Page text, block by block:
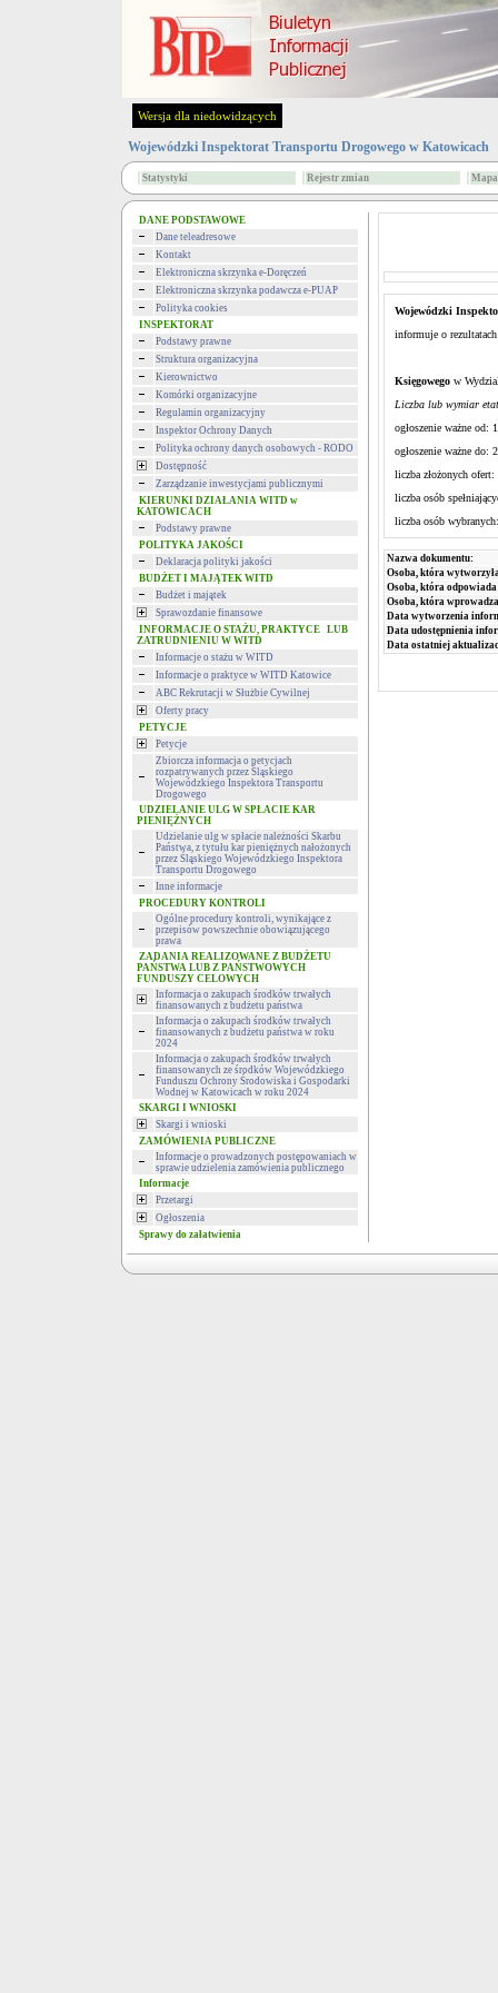
Wersja dla niedowidzących
Wojewódzki Inspektorat Transportu Drogowego w Katowicach
Statystyki Rejestr zmian
DANE PODSTAWOWE
Dane teleadresowe
Kontakt
Elektroniczna skrzynka e-Doręczeń
Elektroniczna skrzynka podawcza e-PUAP
Polityka cookies
INSPEKTORAT
Podstawy prawne
Struktura organizacyjna
Kierownictwo
Komórki organizacyjne
Regulamin organizacyjny
Inspektor Ochrony Danych
Polityka ochrony danych osobowych - RODO
Dostępność
Zarządzanie inwestycjami publicznymi
KIERUNKI DZIAŁANIA WITD w
KATOWICACH
Podstawy prawne
POLITYKA JAKOŚCI
Deklaracja polityki jakości
BUDŻET I MAJĄTEK WITD
Budżet i majątek
Sprawozdanie finansowe
INFORMACJE O STAŻU, PRAKTYCE LUB
ZATRUDNIENIU W WITD
Informacje o stażu w WITD
Informacje o praktyce w WITD Katowice
ABC Rekrutacji w Służbie Cywilnej
Oferty pracy
PETYCJE
Petycje
Zbiorcza informacja o petycjach
rozpatrywanych przez Śląskiego
Wojewódzkiego Inspektora Transportu
Drogowego
UDZIELANIE ULG W SPŁACIE KAR
PIENIĘŻNYCH
Udzielanie ulg w spłacie należności Skarbu
Państwa, z tytułu kar pieniężnych nałożonych
przez Śląskiego Wojewódzkiego Inspektora
Transportu Drogowego
Inne informacje
PROCEDURY KONTROLI
Ogólne procedury kontroli, wynikające z
przepisów powszechnie obowiązującego
prawa
ZADANIA REALIZOWANE Z BUDŻETU
PAŃSTWA LUB Z PAŃSTWOWYCH
FUNDUSZY CELOWYCH
Informacja o zakupach środków trwałych
finansowanych z budżetu państwa
Informacja o zakupach środków trwałych
finansowanych z budżetu państwa w roku
2024
Informacja o zakupach środków trwałych
finansowanych ze środków Wojewódzkiego
Funduszu Ochrony Środowiska i Gospodarki
Wodnej w Katowicach w roku 2024
SKARGI I WNIOSKI
Skargi i wnioski
ZAMÓWIENIA PUBLICZNE
Informacje o prowadzonych postępowaniach w
sprawie udzielenia zamówienia publicznego
Informacje
Przetargi
Ogłoszenia
Sprawy do załatwienia
Wojewódzki
informuje o
Księgowego w
Liczba lub wymiar
ogłoszenie ważne od:
ogłoszenie ważne do:
liczba złożonych
liczba osób
liczba osób
Nazwa dokumentu:
Osoba, która
Osoba, która odpowiada
Osoba, która
Data wytworzenia
Data udostępnienia
Data ostatniej